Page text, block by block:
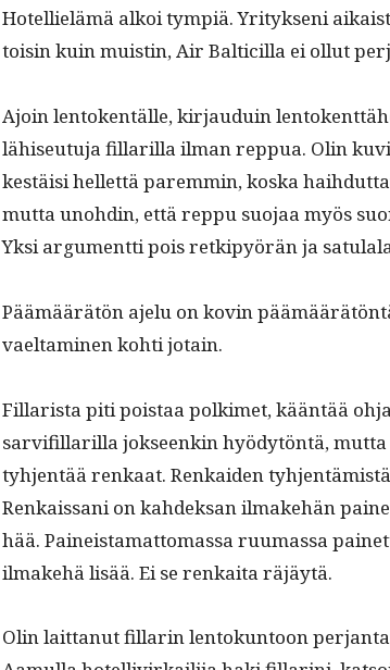
Hotel­lielämä alkoi tympiä. Yri­tyk­seni
toisin kuin muistin, Air Balti­cil­la ei ollut
Ajoin lento­ken­tälle, kir­jauduin
lähiseu­tu­ja fil­lar­il­la ilman rep­pua. Olin
kestäisi hel­let­tä parem­min, kos­ka
mut­ta uno­hdin, että rep­pu suo­jaa myös
Yksi argu­ment­ti pois retkipyörän ja
Päämäärätön ajelu on kovin
vaelt­a­mi­nen kohti jotain.
Fil­lar­ista piti pois­taa polkimet, kään­tää
sarv­i­fil­lar­il­la jok­seenkin hyödytön­tä, mut­ta
tyh­jen­tää renkaat. Renkaiden
Renkaissani on kahdek­san ilmake­hän
hää. Paineis­ta­mat­tomas­sa ruumas­sa
ilmake­hä lisää. Ei se renkai­ta räjäytä.
Olin lait­tanut fil­lar­in lentokun­toon